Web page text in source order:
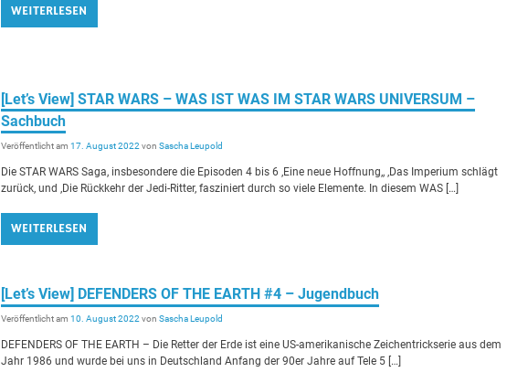
WEITERLESEN
[Let’s View] STAR WARS – WAS IST WAS IM STAR WARS UNIVERSUM –
Sachbuch
Veröffentlicht am17. August 2022 vonSascha Leupold
Die STAR WARS Saga, insbesondere die Episoden 4 bis 6 ‚Eine neue Hoffnung‚, ‚Das Imperium schlägt
zurück‚ und ‚Die Rückkehr der Jedi-Ritter‚ fasziniert durch so viele Elemente. In diesem WAS […]
WEITERLESEN
[Let’s View] DEFENDERS OF THE EARTH #4 – Jugendbuch
Veröffentlicht am10. August 2022vonSascha Leupold
DEFENDERS OF THE EARTH – Die Retter der Erde ist eine US-amerikanische Zeichentrickserie aus dem
Jahr 1986 und wurde bei uns in Deutschland Anfang der 90er Jahre auf Tele 5 […]